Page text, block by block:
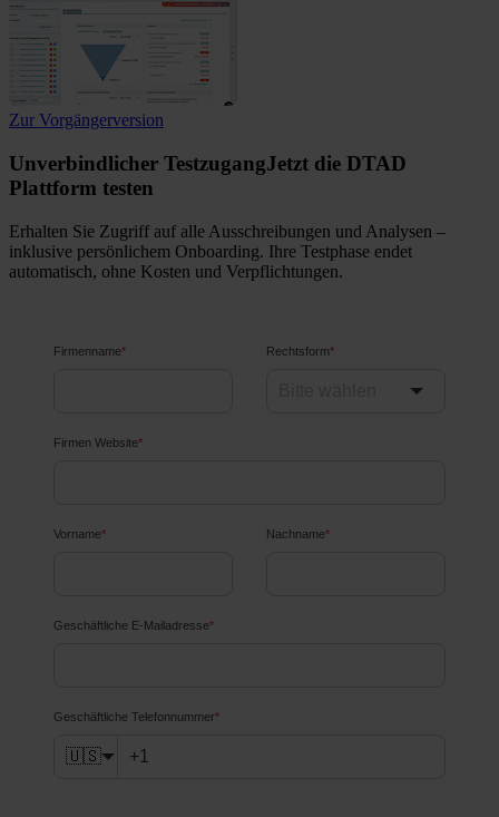
Zur Vorgängerversion
Unverbindlicher TestzugangJetzt die DTAD
Plattform testen
Erhalten Sie Zugriff auf alle Ausschreibungen und Analysen –
inklusive persönlichem Onboarding. Ihre Testphase endet
automatisch, ohne Kosten und Verpflichtungen.
Firmenname* Rechtsform*
Firmen Website*
Vorname* Nachname*
Geschäftliche E-Mailadresse*
Geschäftliche Telefonnummer*
🇺🇸